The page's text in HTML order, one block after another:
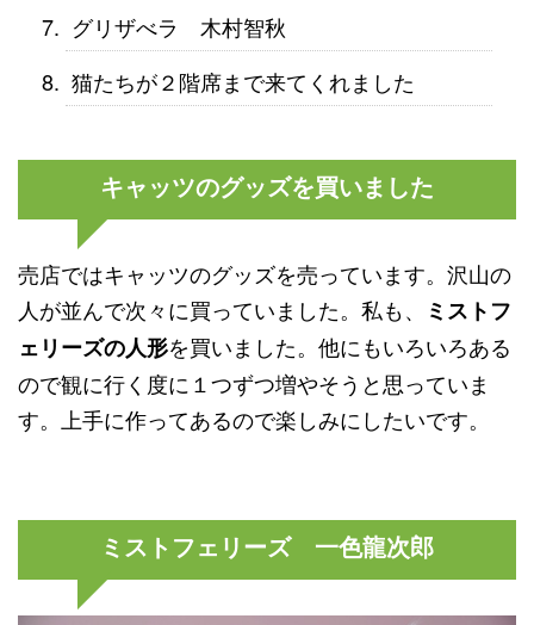
グリザべラ 木村智秋
猫たちが２階席まで来てくれました
キャッツのグッズを買いました
売店ではキャッツのグッズを売っています。沢山の
人が並んで次々に買っていました。私も、
ミストフ
ェリーズの人形を買いました。他にもいろいろある
ので観に行く度に１つずつ増やそうと思っていま
す。上手に作ってあるので楽しみにしたいです。
ミストフェリーズ 一色龍次郎